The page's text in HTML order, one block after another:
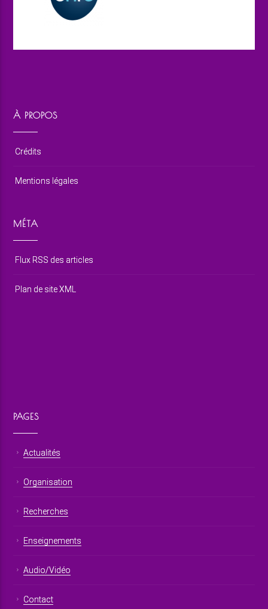
À PROPOS
Crédits
Mentions légales
MÉTA
Flux RSS des articles
Plan de site XML
PAGES
Actualités
Organisation
Recherches
Enseignements
Audio/Vidéo
Contact